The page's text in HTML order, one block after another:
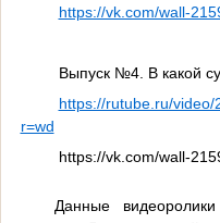
https://vk.com/wall-
Выпуск №4. В какой
https://rutube.ru/
r=wd
https://vk.com/wall-
Данные